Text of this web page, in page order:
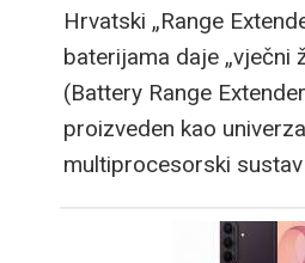
Hrvatski „Range
baterijama daje „vječni
(Battery Range
proizveden kao
multiprocesorski